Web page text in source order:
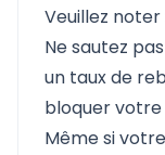
Veuillez noter
Ne sautez
un taux de
bloquer
Même si votre